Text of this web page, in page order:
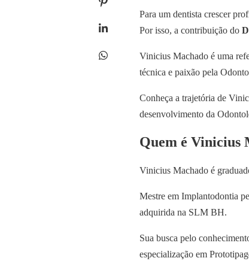
Para um dentista crescer
Por isso, a contribuição do
Vinicius Machado é uma
técnica e paixão pela
Conheça a trajetória de
desenvolvimento da
Quem é Vinicius
Vinicius Machado é
Mestre em Implantodontia
adquirida na SLM BH.
Sua busca pelo
especialização em